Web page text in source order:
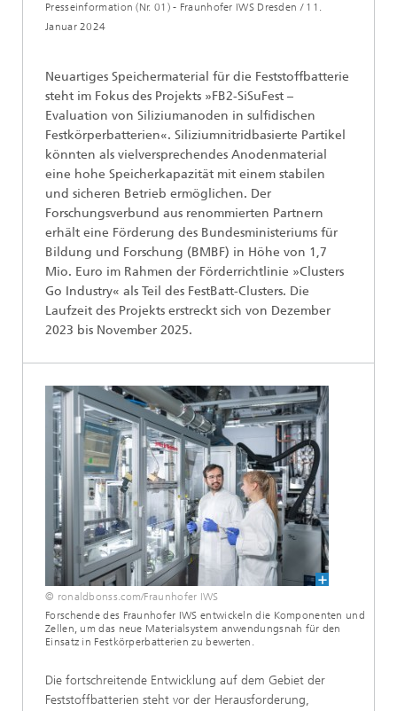
Presseinformation (Nr. 01) - Fraunhofer IWS Dresden / 11.
Januar 2024
Neuartiges Speichermaterial für die Feststoffbatterie
steht im Fokus des Projekts »FB2-SiSuFest –
Evaluation von Siliziumanoden in sulfidischen
Festkörperbatterien«. Siliziumnitridbasierte Partikel
könnten als vielversprechendes Anodenmaterial
eine hohe Speicherkapazität mit einem stabilen
und sicheren Betrieb ermöglichen. Der
Forschungsverbund aus renommierten Partnern
erhält eine Förderung des Bundesministeriums für
Bildung und Forschung (BMBF) in Höhe von 1,7
Mio. Euro im Rahmen der Förderrichtlinie »Clusters
Go Industry« als Teil des FestBatt-Clusters. Die
Laufzeit des Projekts erstreckt sich von Dezember
2023 bis November 2025.
© ronaldbonss.com/Fraunhofer IWS
Forschende des Fraunhofer IWS entwickeln die Komponenten und
Zellen, um das neue Materialsystem anwendungsnah für den
Einsatz in Festkörperbatterien zu bewerten.
Die fortschreitende Entwicklung auf dem Gebiet der
Feststoffbatterien steht vor der Herausforderung,